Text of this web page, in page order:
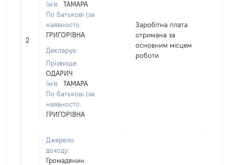
2
Ім'я:
ТАМАРА
По батькові (за
наявності):
ГРИГОРІВНА
Декларує:
Прізвище:
ОДАРИЧ
Ім'я:
ТАМАРА
По батькові (за
наявності):
ГРИГОРІВНА
Заробітна плата
отримана за
основним місцем
роботи
Джерело
доходу:
Громадянин